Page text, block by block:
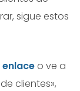
sigue estos
o ve a
clientes»,